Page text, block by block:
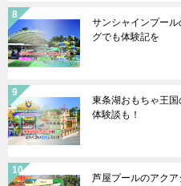
サンシャインプー
グでも体験記を
東条湖おもちゃ王
体験談も！
芦屋プールのアク